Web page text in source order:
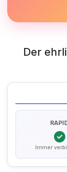
Der
Immer